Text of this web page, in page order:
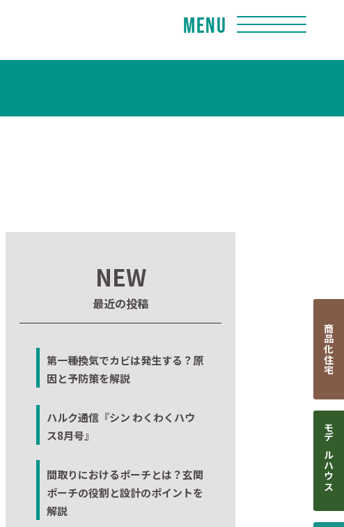
Menu
NEW
最近の投稿
第一種換気でカビは発生する？原
因と予防策を解説
ハルク通信『シン わくわくハウ
ス8月号』
間取りにおけるポーチとは？玄関
ポーチの役割と設計のポイントを
解説
商品化住宅
モデルハウス